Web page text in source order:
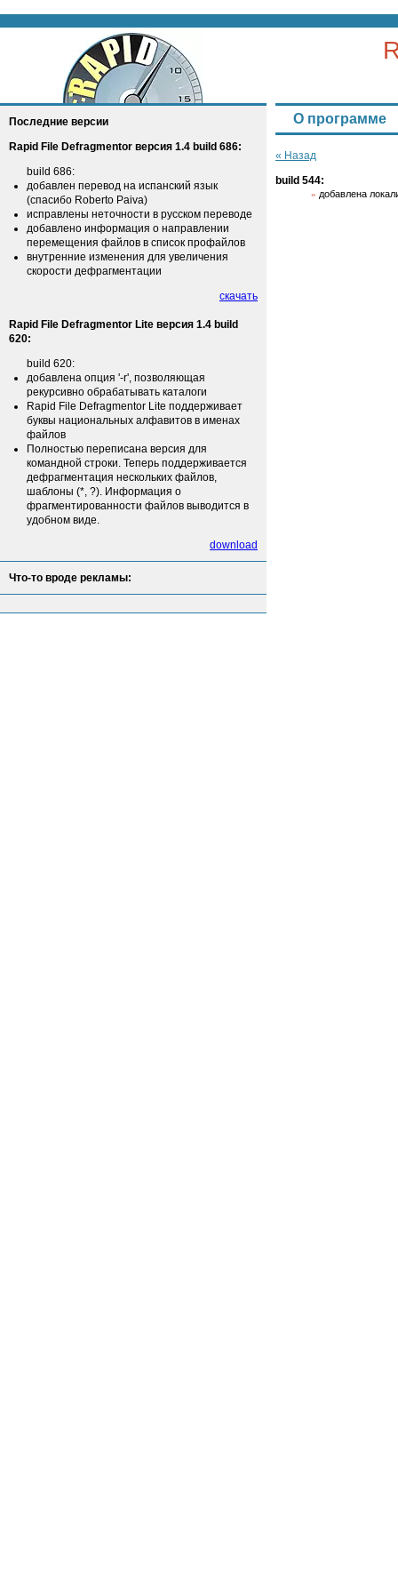
О программе
Последние версии
Rapid File Defragmentor версия 1.4 build 686:
build 686:
добавлен перевод на испанский язык
(спасибо Roberto Paiva)
исправлены неточности в русском переводе
добавлено информация о направлении
перемещения файлов в список профайлов
внутренние изменения для увеличения
скорости дефрагментации
скачать
Rapid File Defragmentor Lite версия 1.4 build
620:
build 620:
добавлена опция '-r', позволяющая
рекурсивно обрабатывать каталоги
Rapid File Defragmentor Lite поддерживает
буквы национальных алфавитов в именах
файлов
Полностью переписана версия для
командной строки. Теперь поддерживается
дефрагментация нескольких файлов,
шаблоны (*, ?). Информация о
фрагментированности файлов выводится в
удобном виде.
download
Что-то вроде рекламы:
« Назад
build 544:
добавлена